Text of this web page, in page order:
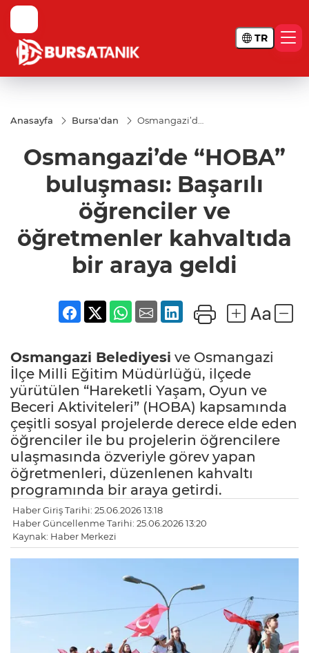
TR
Anasayfa Bursa'dan
Osmangazi’de
Başarılı
öğrenciler ve
öğretmenler
kahvaltıda bir
Osmangazi’de “HOBA”
buluşması: Başarılı
öğrenciler ve
öğretmenler kahvaltıda
bir araya geldi
Osmangazi Belediyesi ve Osmangazi
İlçe Milli Eğitim Müdürlüğü, ilçede
yürütülen “Hareketli Yaşam, Oyun ve
Beceri Aktiviteleri” (HOBA) kapsamında
çeşitli sosyal projelerde derece elde eden
öğrenciler ile bu projelerin öğrencilere
ulaşmasında özveriyle görev yapan
öğretmenleri, düzenlenen kahvaltı
programında bir araya getirdi.
Haber Giriş Tarihi: 25.06.2026 13:18
Haber Güncellenme Tarihi: 25.06.2026 13:20
Kaynak: Haber Merkezi